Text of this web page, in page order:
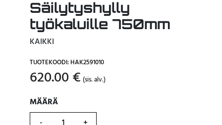
Säilytyshylly
työkaluille 750mm
KAIKKI
TUOTEKOODI: HAK2591010
620.00 € (sis. alv.)
MÄÄRÄ
MÄÄRÄ